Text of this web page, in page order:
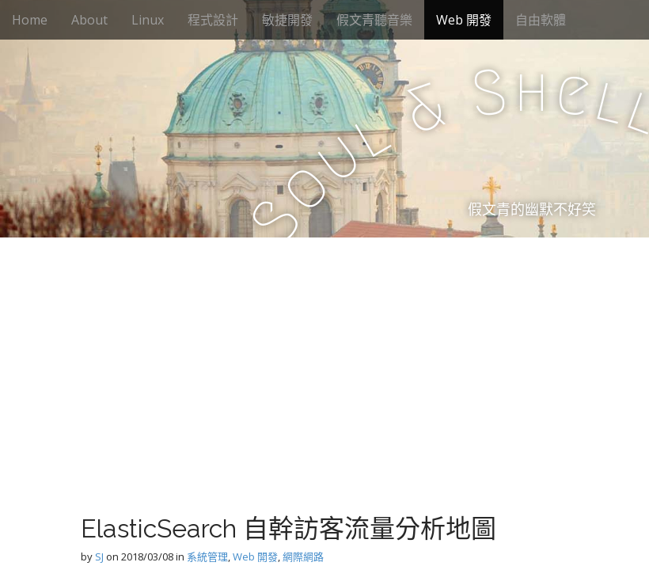
M
e
i
c
n
t
Home About Linux 程式設計 敏捷開發 假文青聽音樂 Web 開發 自由軟體
S
o
u
l& Shell
假文青的幽默不好笑
ElasticSearch 自幹訪客流量分析地圖
by SJ on 2018/03/08in 系統管理,Web 開發,網際網路